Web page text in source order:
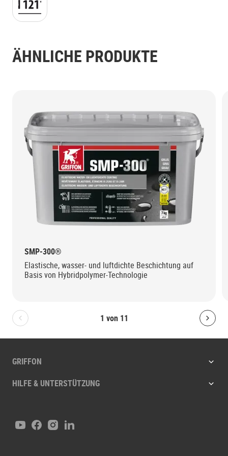
ÄHNLICHE PRODUKTE
1 von 11
Bolton.General.PreviousSlide
SMP-300®
Elastische, wasser- und luftdichte Beschichtung auf
Basis von Hybridpolymer-Technologie
GRIFFON
HILFE & UNTERSTÜTZUNG
YoutubeFacebook
Instagram
LinkedIn